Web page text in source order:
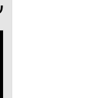
עשר